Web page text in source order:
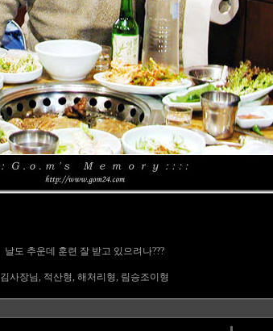
날도 추운데 훈련 잘 받고 있으려나???
김사장님, 적산형, 해처리형, 림승조이형